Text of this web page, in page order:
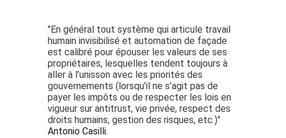
"En général tout système qui articule travail
humain invisibilisé et automation de façade
est calibré pour épouser les valeurs de ses
propriétaires, lesquelles tendent toujours à
aller à l’unisson avec les priorités des
gouvernements (lorsqu’il ne s’agit pas de
payer les impôts ou de respecter les lois en
vigueur sur antitrust, vie privée, respect des
droits humains, gestion des risques, etc.)"
Antonio Casilli.